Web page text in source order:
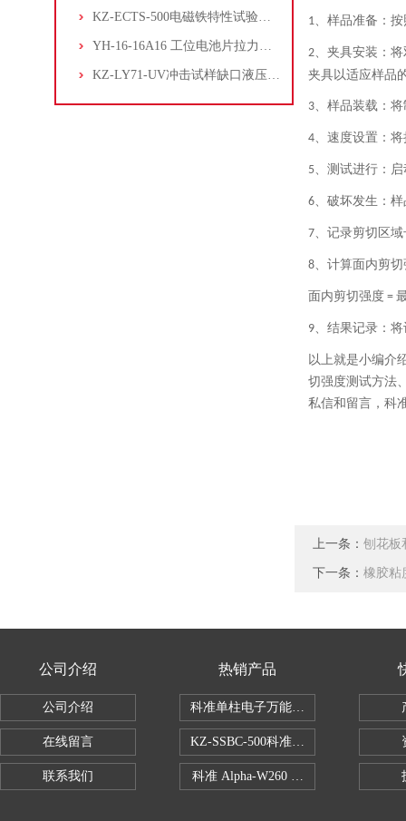
KZ-ECTS-500电磁铁特性试验系统
YH-16-16A16 工位电池片拉力试验机
KZ-LY71-UV冲击试样缺口液压拉床
1、 样品准备：
2、 夹具安装：
夹具以适应样品
3、 样品装载：
4、 速度设置：
5、 测试进行：
6、 破坏发生：
7、 记录剪切区
8、 计算面内剪
面内剪切强度=
9、 结果记录：
以上就是小编介
切强度测试方法
私信和留言，科
上一条： 刨花板
下一条： 橡胶粘
公司介绍
公司介绍
在线留言
联系我们
热销产品
科准单柱电子万能拉力机KZ-SSBC-500
KZ-SSBC-500科准单柱电子万能试验
科准 Alpha-W260 半导体全自动推拉